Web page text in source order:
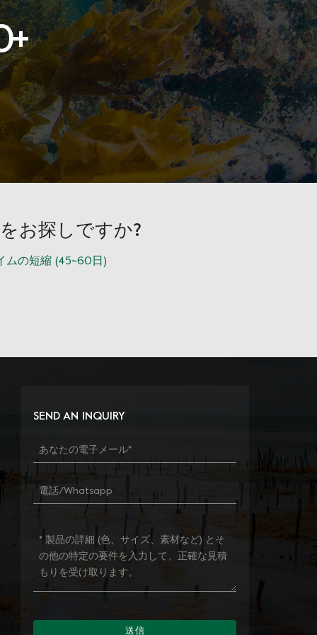
+
お探しですか?
ムの短縮 (45~60日)
SEND AN INQUIRY
送信